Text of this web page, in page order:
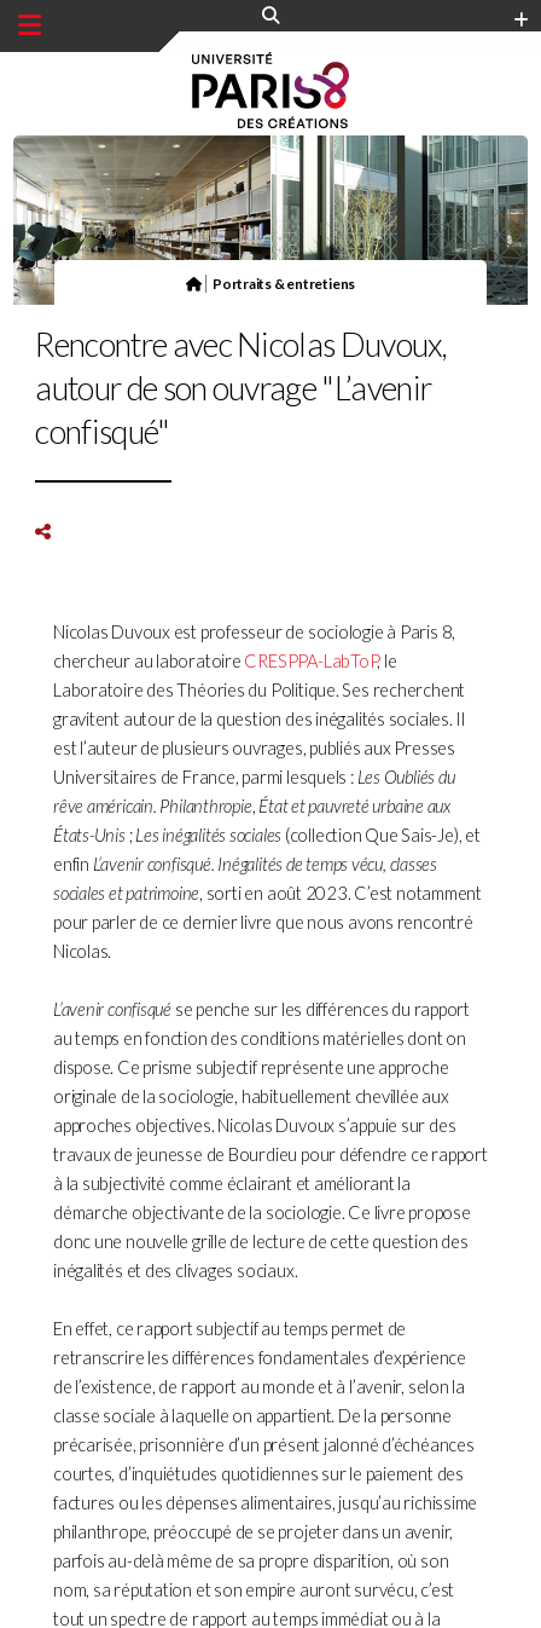
Portraits & entretiens
Rencontre avec Nicolas Duvoux,
autour de son ouvrage "L’avenir
confisqué"
Nicolas Duvoux est professeur de sociologie à Paris 8,
chercheur au laboratoire CRESPPA-LabToP, le
Laboratoire des Théories du Politique. Ses recherchent
gravitent autour de la question des inégalités sociales. Il
est l’auteur de plusieurs ouvrages, publiés aux Presses
Universitaires de France, parmi lesquels : Les Oubliés du
rêve américain. Philanthropie, État et pauvreté urbaine aux
États-Unis;Les inégalités sociales (collection Que Sais-Je), et
enfin L’avenir confisqué. Inégalités de temps vécu, classes
sociales et patrimoine, sorti en août 2023. C’est notamment
pour parler de ce dernier livre que nous avons rencontré
Nicolas.
L’avenir confisqué se penche sur les différences du rapport
au temps en fonction des conditions matérielles dont on
dispose. Ce prisme subjectif représente une approche
originale de la sociologie, habituellement chevillée aux
approches objectives. Nicolas Duvoux s’appuie sur des
travaux de jeunesse de Bourdieu pour défendre ce rapport
à la subjectivité comme éclairant et améliorant la
démarche objectivante de la sociologie. Ce livre propose
donc une nouvelle grille de lecture de cette question des
inégalités et des clivages sociaux.
En effet, ce rapport subjectif au temps permet de
retranscrire les différences fondamentales d’expérience
de l’existence, de rapport au monde et à l’avenir, selon la
classe sociale à laquelle on appartient. De la personne
précarisée, prisonnière d’un présent jalonné d’échéances
courtes, d’inquiétudes quotidiennes sur le paiement des
factures ou les dépenses alimentaires, jusqu’au richissime
philanthrope, préoccupé de se projeter dans un avenir,
parfois au-delà même de sa propre disparition, où son
nom, sa réputation et son empire auront survécu, c’est
tout un spectre de rapport au temps immédiat ou à la
Panneau de gestion des cookies